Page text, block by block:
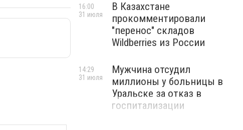
В Казахстане
прокомментировали
"перенос" складов
Wildberries из России
16:00
31 июля
Мужчина отсудил
миллионы у больницы в
Уральске за отказ в
госпитализации
14:29
31 июля